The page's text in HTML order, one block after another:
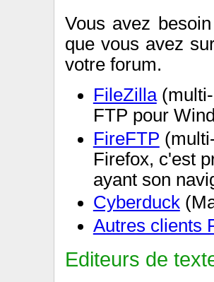
Vous avez
que vous avez
votre forum.
FileZilla(multi-
FTP pour
FireFTP
Firefox, c'est
ayant son
Cyberduck
Autres clients
Editeurs de